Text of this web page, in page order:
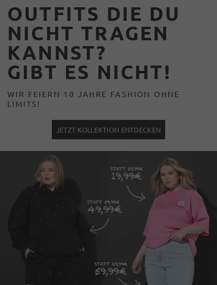
OUTFITS DIE DU
NICHT TRAGEN
KANNST?
GIBT ES NICHT!
WIR FEIERN 10 JAHRE FASHION OHNE
LIMITS!
JETZT KOLLEKTION ENTDECKEN